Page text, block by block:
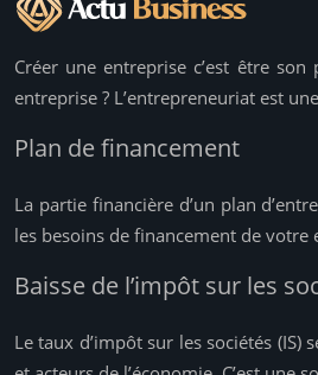
Créer une entreprise c’est être
entreprise ? L’entrepreneuriat est
Plan de financement
La partie financière d’un plan
les besoins de financement de
Baisse de l’impôt sur les
Le taux d’impôt sur les sociétés